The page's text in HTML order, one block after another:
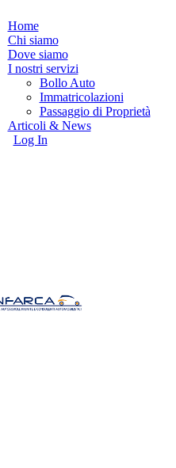
Home
Chi siamo
Dove siamo
I nostri servizi
Bollo Auto
Immatricolazioni
Passaggio di Proprietà
Articoli & News
Log In